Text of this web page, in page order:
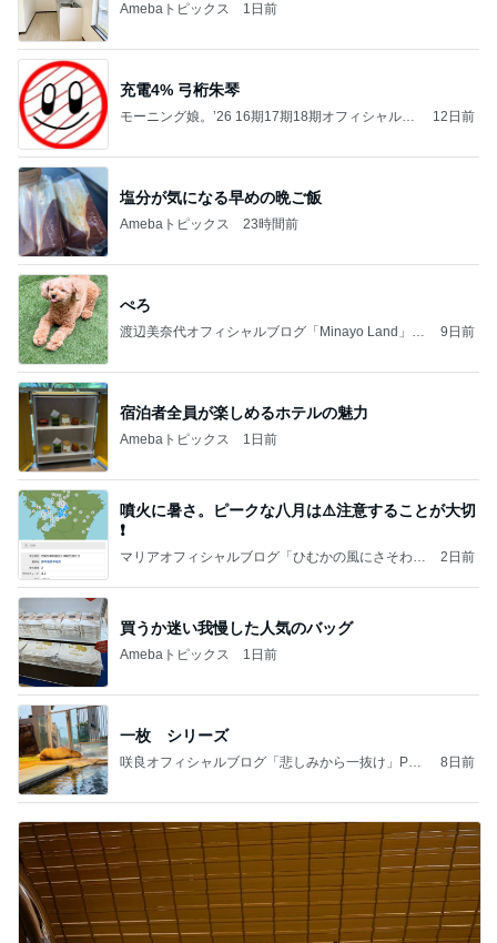
Amebaトピックス 1日前
充電4% 弓桁朱琴
モーニング娘。’26 16期17期18期オフィシャルブ
12日前
塩分が気になる早めの晩ご飯
Amebaトピックス 23時間前
ぺろ
渡辺美奈代オフィシャルブログ「Minayo Land」P
9日前
宿泊者全員が楽しめるホテルの魅力
Amebaトピックス 1日前
噴火に暑さ。ピークな八月は⚠️注意することが大切
❗️
マリアオフィシャルブログ「ひむかの風にさそわれ
2日前
買うか迷い我慢した人気のバッグ
Amebaトピックス 1日前
一枚 シリーズ
咲良オフィシャルブログ「悲しみから一抜け」Pow
8日前